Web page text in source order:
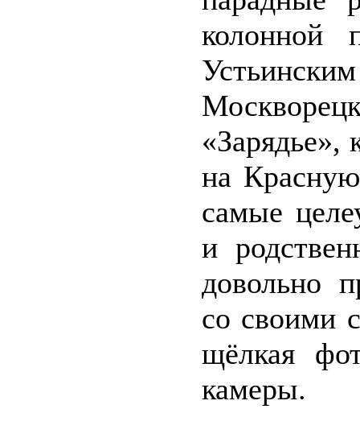
колонной
«Зарядье»,
на
самые
и
довольно
со своими
щёлкая
камеры.